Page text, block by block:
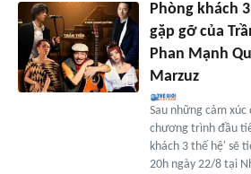
Phòng khách
gặp gỡ của
Phan Mạnh
Marzuz
Sau những cảm
chương trình đầu
khách 3 thế hệ' sẽ
20h ngày 22/8 tại